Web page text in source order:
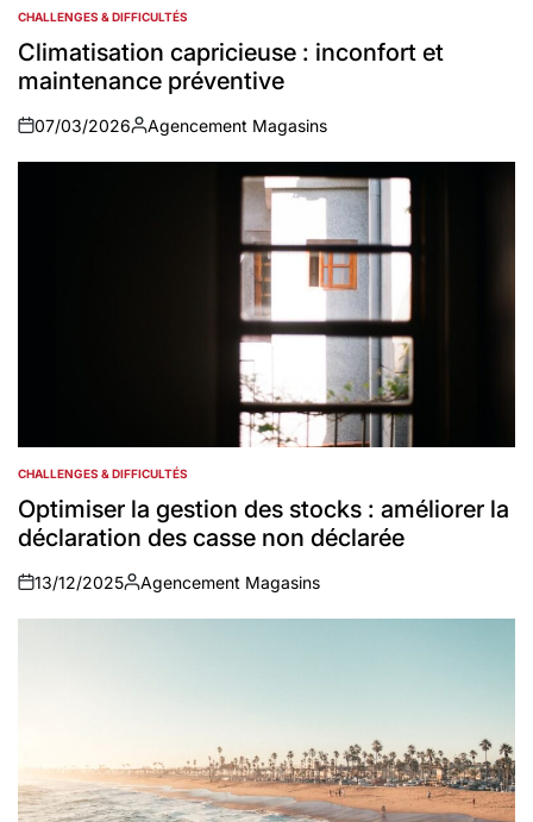
POSTED
IN
CHALLENGES & DIFFICULTÉS
Climatisation capricieuse : inconfort et
maintenance préventive
on
07/03/2026
Auteur
Agencement Magasins
POSTED
IN
CHALLENGES & DIFFICULTÉS
Optimiser la gestion des stocks : améliorer la
déclaration des casse non déclarée
on
13/12/2025
Auteur
Agencement Magasins